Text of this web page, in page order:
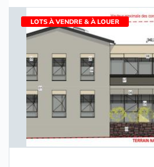
LOTS À VENDRE & À LOUER